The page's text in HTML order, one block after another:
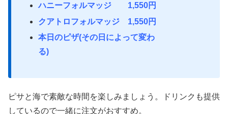
ハニーフォルマッジ 1,550円
クアトロフォルマッジ 1,550円
本日のピザ(その日によって変わ
る)
ピサと海で素敵な時間を楽しみましょう。ドリンクも提供
しているので一緒に注文がおすすめ。